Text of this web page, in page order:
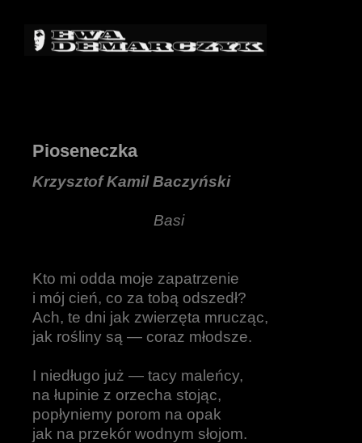
Pioseneczka
Krzysztof Kamil Baczyński
Basi
Kto mi odda moje zapatrzenie
i mój cień, co za tobą odszedł?
Ach, te dni jak zwierzęta mrucząc,
jak rośliny są — coraz młodsze.
I niedługo już — tacy maleńcy,
na łupinie z orzecha stojąc,
popłyniemy porom na opak
jak na przekór wodnym słojom.